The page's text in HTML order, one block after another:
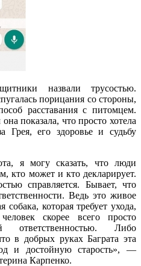
назвали трусостью.
порицания со стороны,
расставания с питомцем.
показала, что просто хотела
Грея, его здоровье и судьбу
я могу сказать, что люди
кто может и кто декларирует.
справляется. Бывает, что
Ведь это живое
которая требует ухода,
скорее всего просто
Либо
в добрых руках Баграта эта
и достойную старость», —
Карпенко.